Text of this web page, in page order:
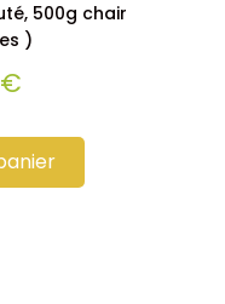
500g chair
)
€